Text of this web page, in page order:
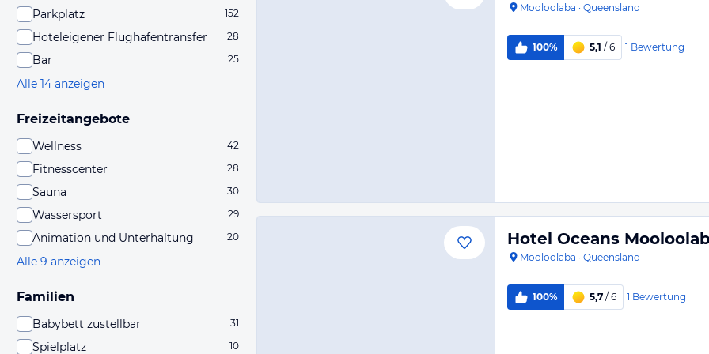
Parkplatz 152
Hoteleigener Flughafentransfer 28
Bar 25
Alle 14 anzeigen
Freizeitangebote
Wellness 42
Fitnesscenter 28
Sauna 30
Wassersport 29
Animation und Unterhaltung 20
Alle 9 anzeigen
Familien
Babybett zustellbar 31
Spielplatz 10
Mooloolaba · Queensland
100% 5,1 / 6 1 Bewertung
Hotel Oceans
Mooloolaba · Queensland
100% 5,7 / 6 1 Bewertung